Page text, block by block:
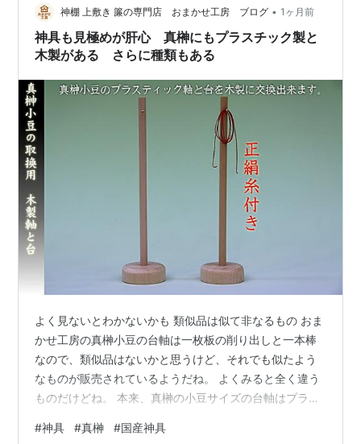
神棚 上敷き 簾の専門店 おまかせ工房 ブログ • 1ヶ月前
神具も見極めが肝心 真榊にもプラスチック製と
木製がある さらに種類もある
よく見ないとわかないかも 類似品は似て非なるもの おま
かせ工房の真榊小豆の台軸は一枚板の削り出しと一本棒
なので、類似品はないかと思うけど、それでも似たよう
なものが販売されているようだね。 よくみると全く違う
ものだけどね。 本来、真榊の小豆サイズの台軸はプラス
だ、木製が良いという強すぎる要望があって作り出した
#神具 #真榊 #国産神具